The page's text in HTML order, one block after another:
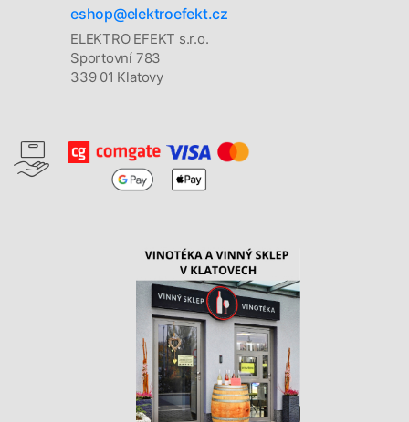
eshop@elektroefekt.cz
ELEKTRO EFEKT s.r.o.
Sportovní 783
339 01 Klatovy